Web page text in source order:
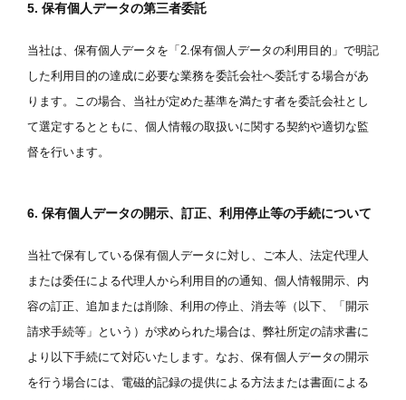
5. 保有個人データの第三者委託
当社は、保有個人データを「2.保有個人データの利用目的」で明記
した利用目的の達成に必要な業務を委託会社へ委託する場合があ
ります。この場合、当社が定めた基準を満たす者を委託会社とし
て選定するとともに、個人情報の取扱いに関する契約や適切な監
督を行います。
6. 保有個人データの開示、訂正、利用停止等の手続について
当社で保有している保有個人データに対し、ご本人、法定代理人
または委任による代理人から利用目的の通知、個人情報開示、内
容の訂正、追加または削除、利用の停止、消去等（以下、「開示
請求手続等」という）が求められた場合は、弊社所定の請求書に
より以下手続にて対応いたします。なお、保有個人データの開示
を行う場合には、電磁的記録の提供による方法または書面による